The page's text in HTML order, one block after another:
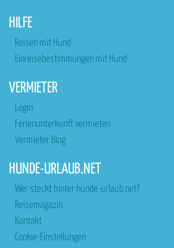
HILFE
Reisen mit Hund
Einreisebestimmungen mit Hund
VERMIETER
Login
Ferienunterkunft vermieten
Vermieter Blog
HUNDE-URLAUB.NET
Wer steckt hinter hunde-urlaub.net?
Reisemagazin
Kontakt
Cookie-Einstellungen